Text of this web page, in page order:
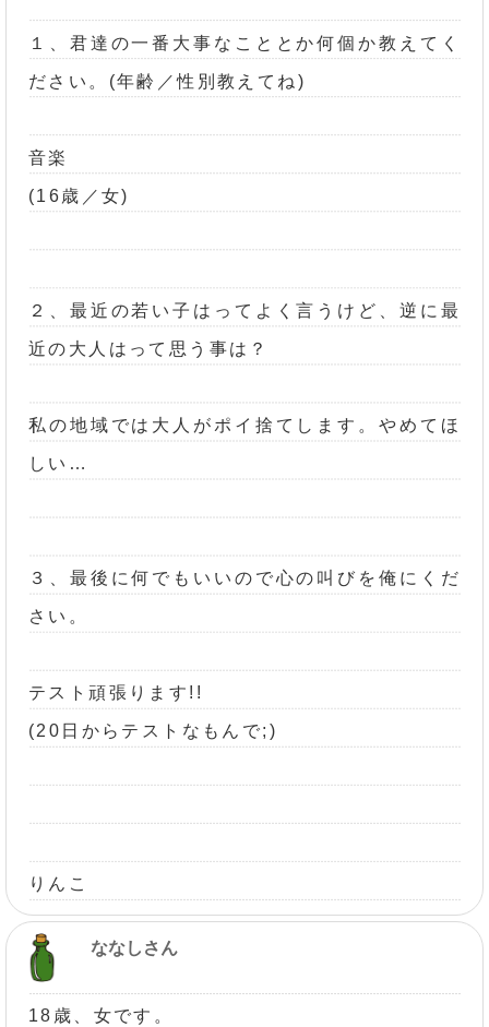
１、君達の一番大事なこととか何個か教えてく
ださい。(年齢／性別教えてね)
音楽
(16歳／女)
２、最近の若い子はってよく言うけど、逆に最
近の大人はって思う事は？
私の地域では大人がポイ捨てします。やめてほ
しい…
３、最後に何でもいいので心の叫びを俺にくだ
さい。
テスト頑張ります!!
(20日からテストなもんで;)
りんこ
ななしさん
18歳、女です。